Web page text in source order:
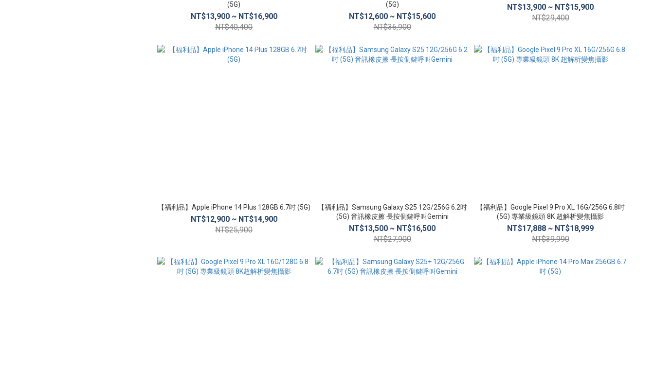
(5G)
NT$13,900 ~ NT$16,900
NT$40,400
(5G)
NT$12,600 ~ NT$15,600
NT$36,900
NT$13,900 ~ NT$15,900
NT$29,400
【福利品】Apple iPhone 14 Plus 128GB 6.7吋 (5G)
NT$12,900 ~ NT$14,900
NT$25,900
【福利品】Samsung Galaxy S25 12G/256G 6.2吋
(5G) 音訊橡皮擦 長按側鍵呼叫Gemini
NT$13,500 ~ NT$16,500
NT$27,900
【福利品】Google Pixel 9 Pro XL 16G/256G 6.8吋
(5G) 專業級鏡頭 8K 超解析變焦攝影
NT$17,888 ~ NT$18,999
NT$39,990